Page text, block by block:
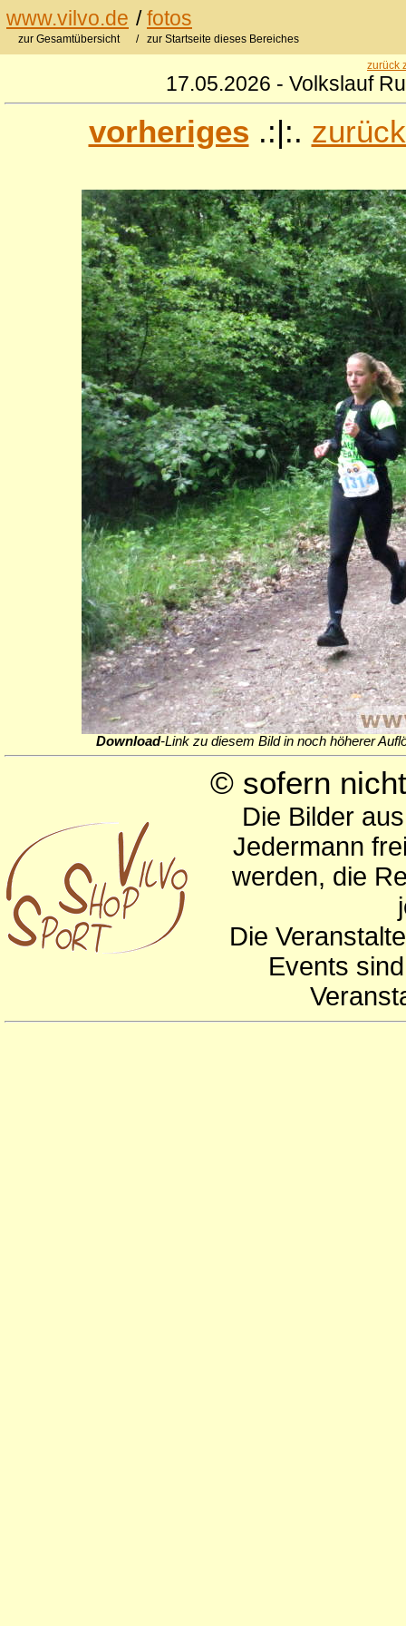
www.vilvo.de /fotos
zur Gesamtübersicht / zur Startseite dieses Bereiches
zurück
17.05.2026 - Volkslauf
vorheriges .:|:.
Download-Link zu diesem Bild in noch höherer
© sofern
Die Bilder
Jedermann
werden, die
Die
Events